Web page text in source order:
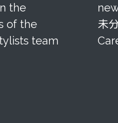
the
of the
team
未